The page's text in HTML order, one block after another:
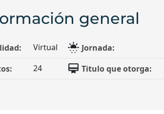
general
Virtual sunny_snowing Jornada:
24 card_membership Titulo que otorga: